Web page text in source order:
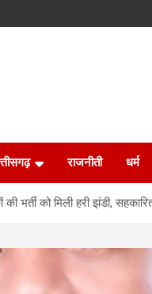
राजनीती धर्म
भर्ती को मिली हरी झंडी,